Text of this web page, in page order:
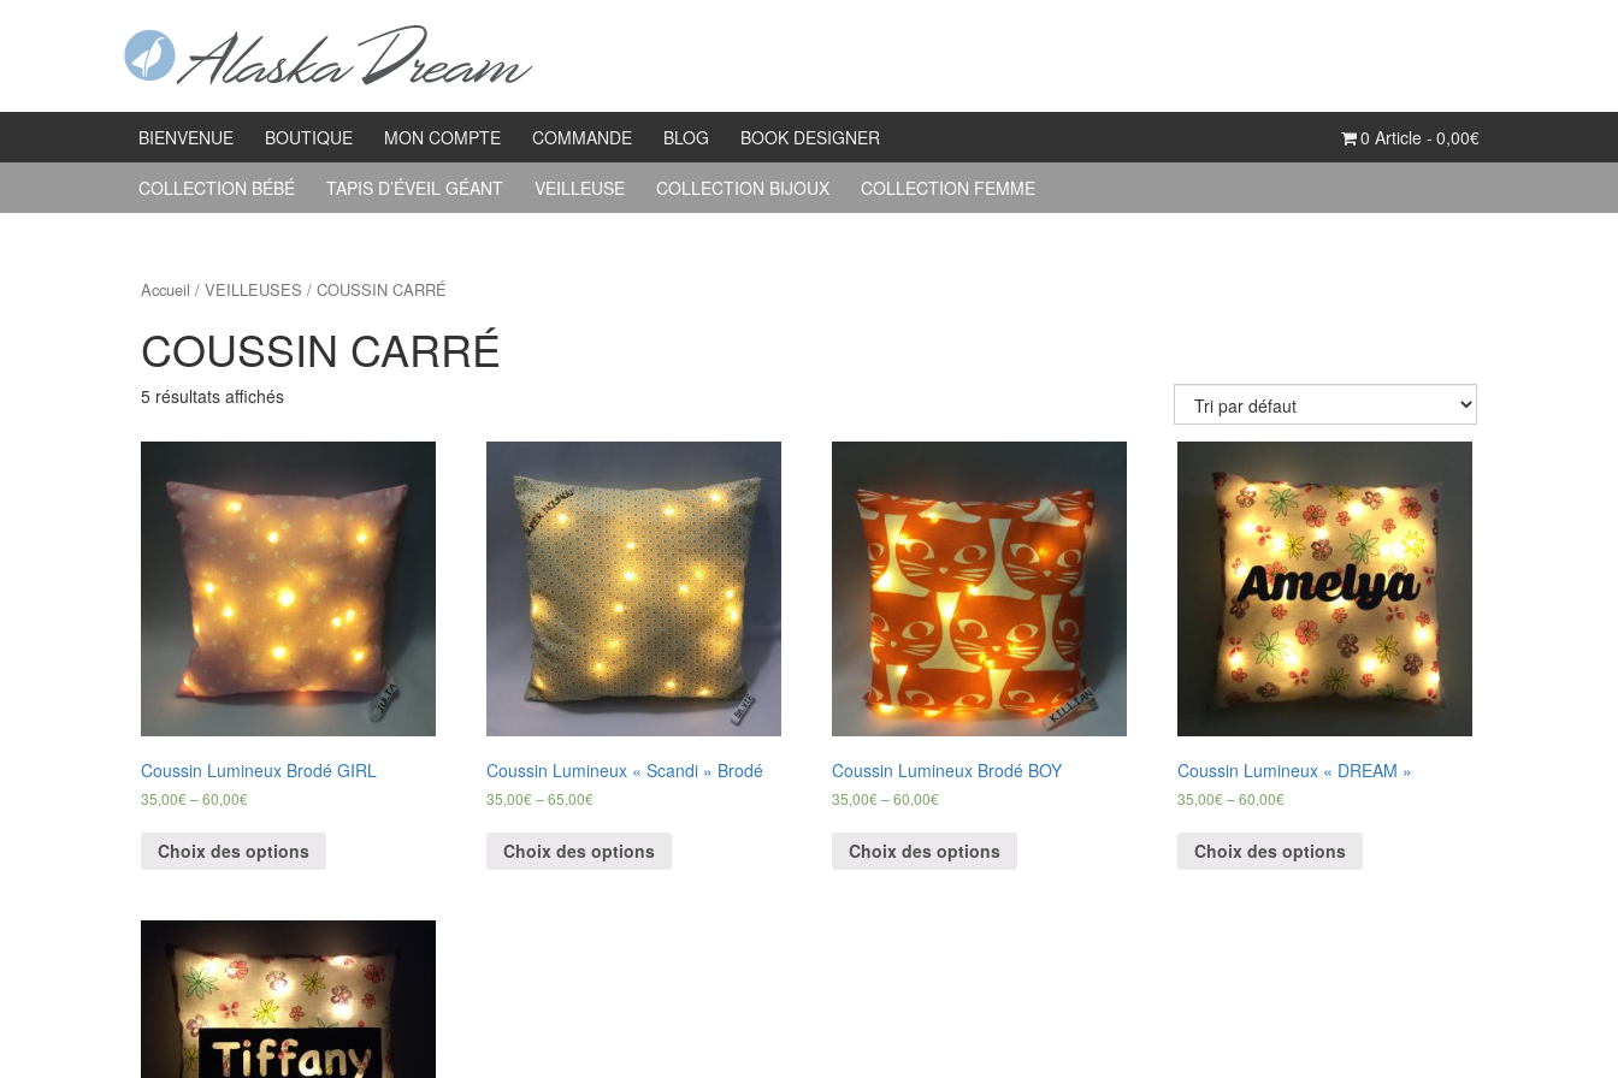
BIENVENUE BOUTIQUE MON COMPTE COMMANDE BLOG BOOK DESIGNER 0 Article 0,00€
COLLECTION BÉBÉ TAPIS D’ÉVEIL GÉANT VEILLEUSE COLLECTION BIJOUX COLLECTION FEMME
Accueil / VEILLEUSES / COUSSIN CARRÉ
COUSSIN CARRÉ
5 résultats affichés
Coussin Lumineux Brodé GIRL
35,00€–60,00€
Choix des options
Coussin Lumineux « Scandi » Brodé
35,00€–65,00€
Choix des options
Coussin Lumineux Brodé BOY
35,00€–60,00€
Choix des options
Coussin Lumineux « DREAM »
35,00€–60,00€
Choix des options